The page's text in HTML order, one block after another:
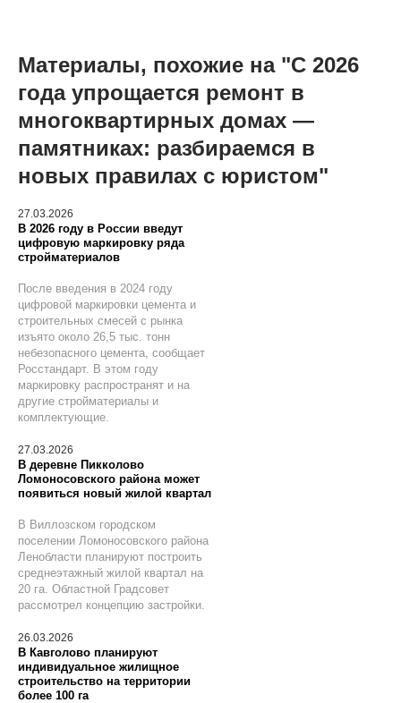
Материалы, похожие на "С 2026
года упрощается ремонт в
многоквартирных домах —
памятниках: разбираемся в
новых правилах с юристом"
27.03.2026
В 2026 году в России введут
цифровую маркировку ряда
стройматериалов
После введения в 2024 году
цифровой маркировки цемента и
строительных смесей с рынка
изъято около 26,5 тыс. тонн
небезопасного цемента, сообщает
Росстандарт. В этом году
маркировку распространят и на
другие стройматериалы и
комплектующие.
27.03.2026
В деревне Пикколово
Ломоносовского района может
появиться новый жилой квартал
В Виллозском городском
поселении Ломоносовского района
Ленобласти планируют построить
среднеэтажный жилой квартал на
20 га. Областной Градсовет
рассмотрел концепцию застройки.
26.03.2026
В Кавголово планируют
индивидуальное жилищное
строительство на территории
более 100 га